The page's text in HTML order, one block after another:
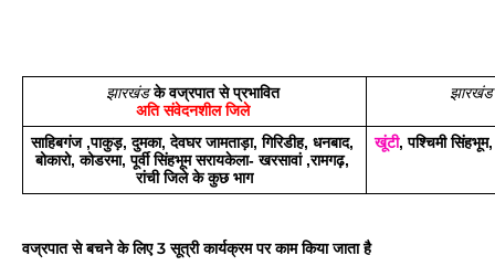
झारखंड के वज्रपात से प्रभावित
अति संवेदनशील जिले
झारखंड
साहिबगंज ,पाकुड़, दुमका, देवघर जामताड़ा, गिरिडीह, धनबाद,
बोकारो, कोडरमा, पूर्वी सिंहभूम सरायकेला- खरसावां ,रामगढ़,
रांची जिले के कुछ भाग
खूंटी, पश्चिमी
वज्रपात से बचने के लिए 3 सूत्री कार्यक्रम पर काम किया जाता है